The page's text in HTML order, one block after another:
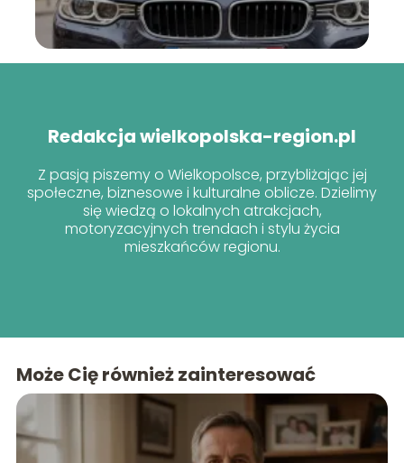
Redakcja wielkopolska-region.pl
Z pasją piszemy o Wielkopolsce, przybliżając jej
społeczne, biznesowe i kulturalne oblicze. Dzielimy
się wiedzą o lokalnych atrakcjach,
motoryzacyjnych trendach i stylu życia
mieszkańców regionu.
Może Cię również zainteresować